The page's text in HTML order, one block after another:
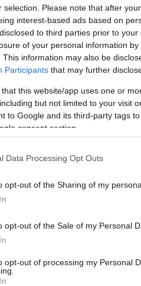
selection. Please note that after
interest-based ads based on
to third parties prior to
of your personal information
This information may also be
Participants that may further
that this website/app uses one or
but not limited to your visit
to Google and its third-party tags
consent section.
Data Processing Opt Outs
opt-out of the Sharing of my
opt-out of the Sale of my Personal
opt-out of processing my Personal